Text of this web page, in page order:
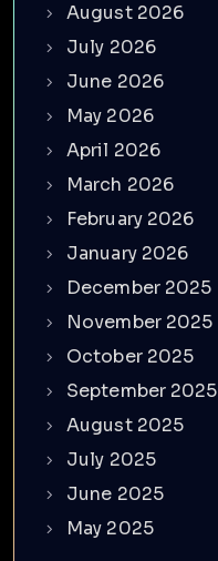
August 2026
July 2026
June 2026
May 2026
April 2026
March 2026
February 2026
January 2026
December 2025
November 2025
October 2025
September 2025
August 2025
July 2025
June 2025
May 2025